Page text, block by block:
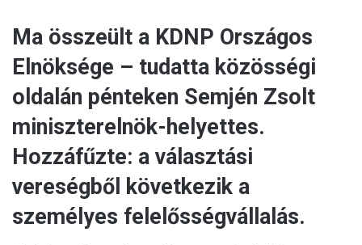
Ma összeült a KDNP Országos
Elnöksége – tudatta közösségi
oldalán pénteken Semjén Zsolt
miniszterelnök-helyettes.
Hozzáfűzte: a választási
vereségből következik a
személyes felelősségvállalás.